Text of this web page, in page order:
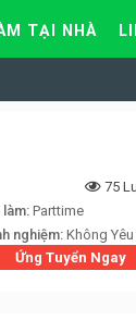
TẠI NHÀ
75
làm:Parttime
nghiệm:Không Yêu
Ứng Tuyển Ngay